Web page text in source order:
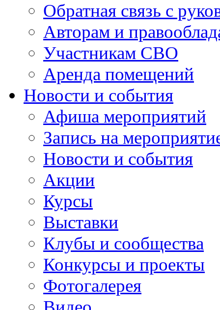
Обратная связь с
Авторам и
Участникам СВО
Аренда помещений
Новости и события
Афиша мероприятий
Запись на
Новости и события
Акции
Курсы
Выставки
Клубы и сообщества
Конкурсы и проекты
Фотогалерея